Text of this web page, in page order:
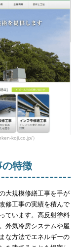
koji.co.jp/）
の特徴
大規模修繕工事を手が
修工事の実績を積んで
ています。高反射塗料
外気冷房システムや屋
な方法でエネルギーの